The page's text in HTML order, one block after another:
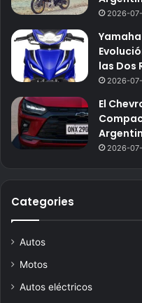
2026-
Yamaha
las Dos
2026-
El
2026-
Categories
Autos
Motos
Autos eléctricos